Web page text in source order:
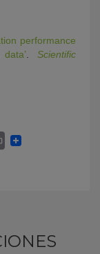
performance
.Scientific